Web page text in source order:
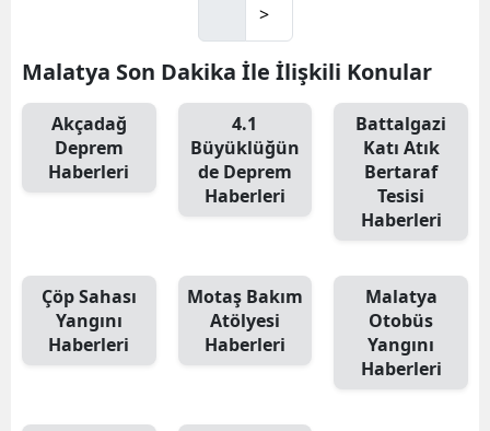
>
Malatya Son Dakika İle İlişkili Konular
Akçadağ
Deprem
Haberleri
4.1
Büyüklüğün
de Deprem
Haberleri
Battalgazi
Katı Atık
Bertaraf
Tesisi
Haberleri
Çöp Sahası
Yangını
Haberleri
Motaş Bakım
Atölyesi
Haberleri
Malatya
Otobüs
Yangını
Haberleri